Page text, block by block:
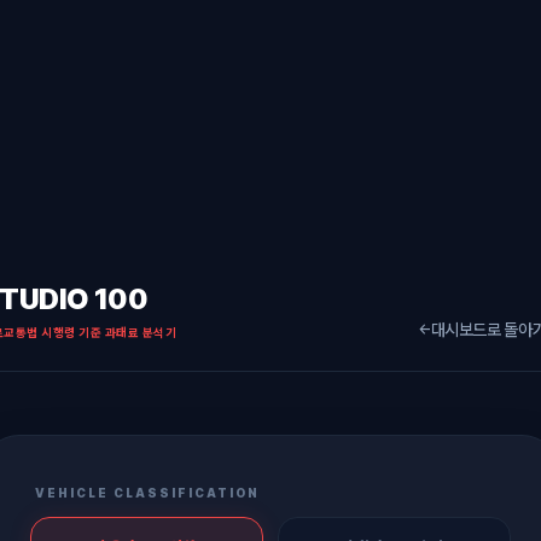
100
교통법 시행령 기준 과태료 분석기 ←대시보드로 돌아
VEHICLE CLASSIFICATION